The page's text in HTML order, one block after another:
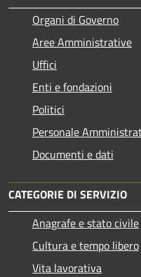
Organi di Governo
Aree Amministrative
Uffici
Enti e fondazioni
Politici
Personale
Documenti e dati
CATEGORIE DI SERVIZIO
Anagrafe e stato civile
Cultura e tempo libero
Vita lavorativa